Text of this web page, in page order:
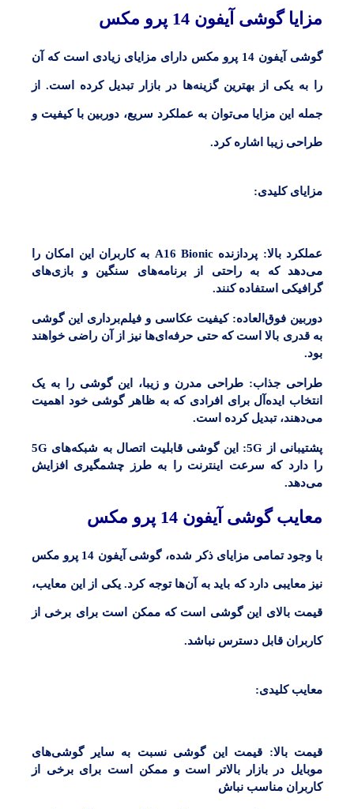
مزایا گوشی آیفون 14 پرو مکس
گوشی آیفون 14 پرو مکس دارای مزایای زیادی است که آن
را به یکی از بهترین گزینه‌ها در بازار تبدیل کرده است. از
جمله این مزایا می‌توان به عملکرد سریع، دوربین با کیفیت و
طراحی زیبا اشاره کرد.
مزایای کلیدی:
عملکرد بالا:
پردازنده A16 Bionic به کاربران این امکان را
می‌دهد که به راحتی از برنامه‌های سنگین و بازی‌های
گرافیکی استفاده کنند.
دوربین فوق‌العاده: کیفیت عکاسی و فیلم‌برداری این گوشی
به قدری بالا است که حتی حرفه‌ای‌ها نیز از آن راضی خواهند
بود.
طراحی جذاب: طراحی مدرن و زیبا، این گوشی را به یک
انتخاب ایده‌آل برای افرادی که به ظاهر گوشی خود اهمیت
می‌دهند، تبدیل کرده است.
پشتیبانی از 5G:
این گوشی قابلیت اتصال به شبکه‌های 5G
را دارد که سرعت اینترنت را به طرز چشمگیری افزایش
می‌دهد.
معایب گوشی آیفون 14 پرو مکس
با وجود تمامی مزایای ذکر شده، گوشی آیفون 14 پرو مکس
نیز معایبی دارد که باید به آن‌ها توجه کرد. یکی از این معایب،
قیمت بالای این گوشی است که ممکن است برای برخی از
کاربران قابل دسترس نباشد.
معایب کلیدی:
قیمت بالا: قیمت این گوشی نسبت به سایر گوشی‌های
موبایل در بازار بالاتر است و ممکن است برای برخی از
کاربران مناسب نباش